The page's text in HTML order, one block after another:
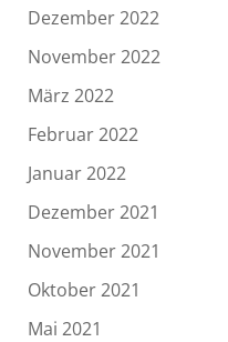
Dezember 2022
November 2022
März 2022
Februar 2022
Januar 2022
Dezember 2021
November 2021
Oktober 2021
Mai 2021